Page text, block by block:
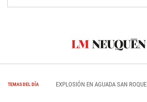
TEMAS DEL DÍA EXPLOSIÓN EN AGUADA SAN ROQUE